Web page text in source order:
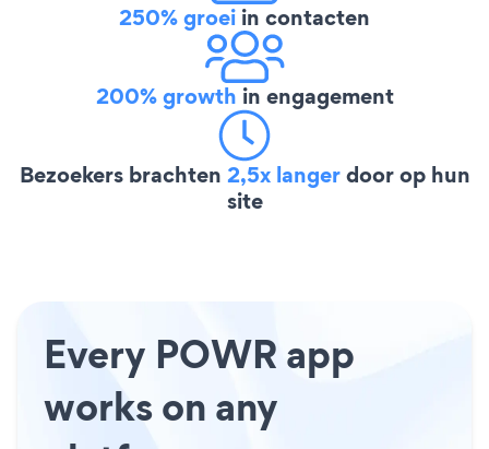
250% groei in contacten
200% growth in engagement
Bezoekers brachten 2,5x langerdoor op hun
site
Every POWR app
works on any